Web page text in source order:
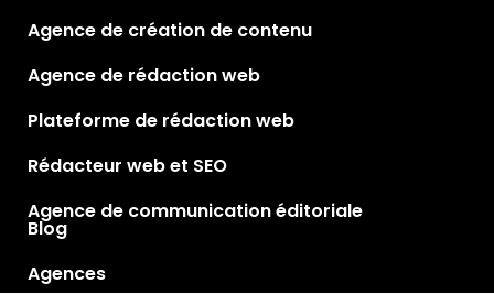
Agence de création de contenu
Agence de rédaction web
Plateforme de rédaction web
Rédacteur web et SEO
Agence de communication éditoriale
Blog
Agences